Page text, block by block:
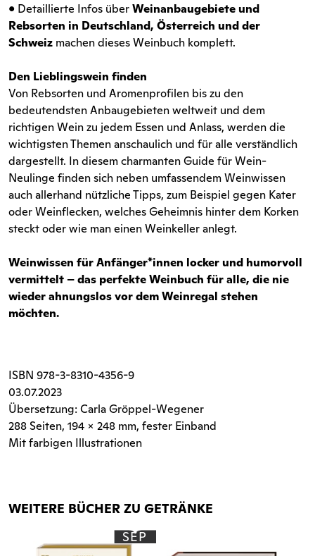
• Detaillierte Infos überWeinanbaugebiete und
Rebsorten in Deutschland, Österreich und der
Schweiz machen dieses Weinbuch komplett.
Den Lieblingswein finden
Von Rebsorten und Aromenprofilen bis zu den
bedeutendsten Anbaugebieten weltweit und dem
richtigen Wein zu jedem Essen und Anlass, werden die
wichtigsten Themen anschaulich und für alle verständlich
dargestellt. In diesem charmanten Guide für Wein-
Neulinge finden sich neben umfassendem Weinwissen
auch allerhand nützliche Tipps, zum Beispiel gegen Kater
oder Weinflecken, welches Geheimnis hinter dem Korken
steckt oder wie man einen Weinkeller anlegt.
Weinwissen für Anfänger*innen locker und humorvoll
vermittelt – das perfekte Weinbuch für alle, die nie
wieder ahnungslos vor dem Weinregal stehen
möchten.
ISBN 978-3-8310-4356-9
03.07.2023
Übersetzung: Carla Gröppel-Wegener
288 Seiten, 194 x 248 mm, fester Einband
Mit farbigen Illustrationen
WEITERE BÜCHER ZU GETRÄNKE
SEP